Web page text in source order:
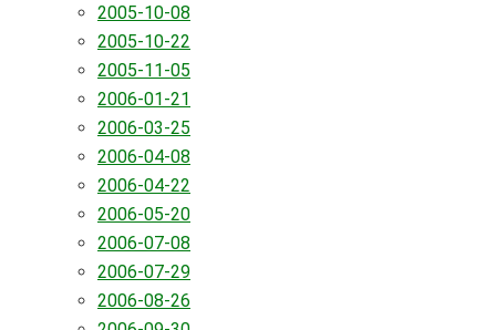
2005-10-08
2005-10-22
2005-11-05
2006-01-21
2006-03-25
2006-04-08
2006-04-22
2006-05-20
2006-07-08
2006-07-29
2006-08-26